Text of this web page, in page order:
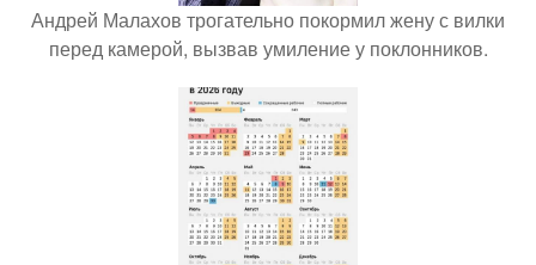
Андрей Малахов трогательно покормил жену с вилки
перед камерой, вызвав умиление у поклонников.